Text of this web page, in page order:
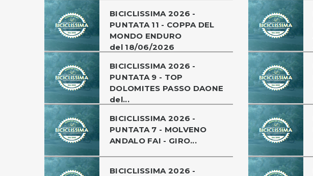
BICICLISSIMA 2026 -
PUNTATA 11 - COPPA DEL
MONDO ENDURO
del 18/06/2026
BICICLISSIMA 2026 -
PUNTATA 9 - TOP
DOLOMITES PASSO DAONE
del...
BICICLISSIMA 2026 -
PUNTATA 7 - MOLVENO
ANDALO FAI - GIRO...
BICICLISSIMA 2026 -